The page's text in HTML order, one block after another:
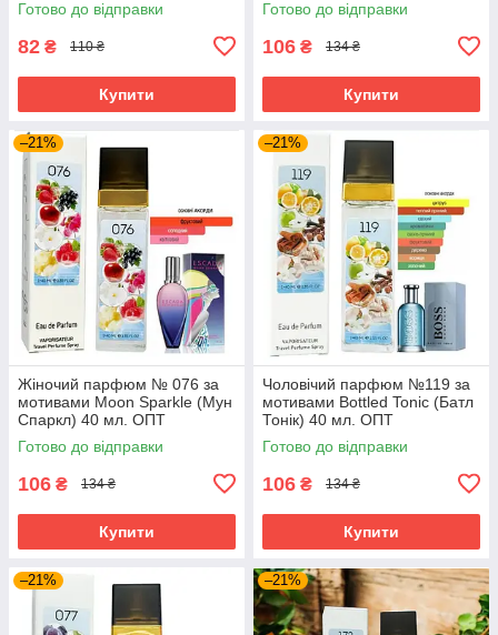
Готово до відправки
82 ₴ 110 ₴
Купити
Готово до відправки
106 ₴ 134 ₴
Купити
–21%
Жіночий парфюм № 076 за
мотивами Moon Sparkle (Мун
Спаркл) 40 мл. ОПТ
Готово до відправки
106 ₴ 134 ₴
Купити
–21%
Чоловічий парфюм №119 за
мотивами Bottled Tonic (Батл
Тонік) 40 мл. ОПТ
Готово до відправки
106 ₴ 134 ₴
Купити
–21% –21%